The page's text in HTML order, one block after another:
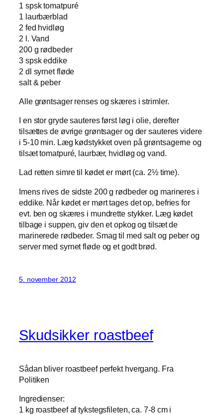
1 spsk tomatpuré
1 laurbærblad
2 fed hvidløg
2 l. Vand
200 g rødbeder
3 spsk eddike
2 dl syrnet fløde
salt & peber
Alle grøntsager renses og skæres i strimler.
I en stor gryde sauteres først løg i olie, derefter
tilsættes de øvrige grøntsager og der sauteres videre
i 5-10 min. Læg kødstykket oven på grøntsagerne og
tilsæt tomatpuré, laurbær, hvidløg og vand.
Lad retten simre til kødet er mørt (ca. 2½ time).
Imens rives de sidste 200 g rødbeder og marineres i
eddike. Når kødet er mørt tages det op, befries for
evt. ben og skæres i mundrette stykker. Læg kødet
tilbage i suppen, giv den et opkog og tilsæt de
marinerede rødbeder. Smag til med salt og peber og
server med syrnet fløde og et godt brød.
5. november 2012
Skudsikker roastbeef
Sådan bliver roastbeef perfekt hvergang. Fra
Politiken
Ingredienser:
1 kg roastbeef af tykstegsfileten, ca. 7-8 cm i